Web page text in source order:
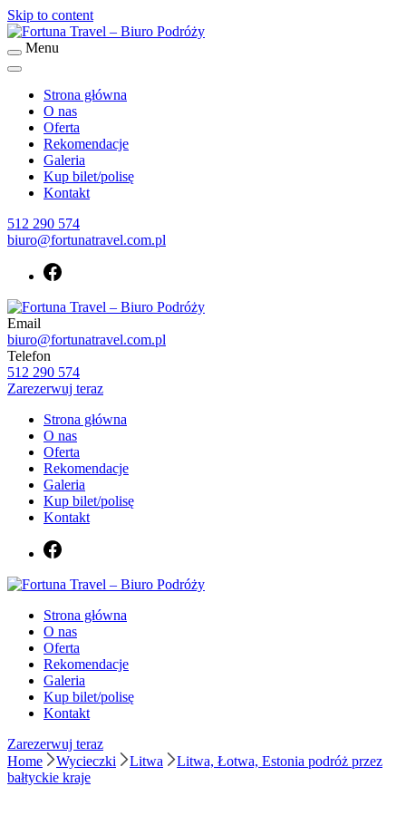
Skip to content
Fortuna Travel – Biuro Podróży
Menu
Strona główna
O nas
Oferta
Rekomendacje
Galeria
Kup bilet/polisę
Kontakt
512 290 574
biuro@fortunatravel.com.pl
Fortuna Travel – Biuro Podróży
Biuro podróży Fortuna Travel
Email
biuro@fortunatravel.com.pl
Telefon
512 290 574
Zarezerwuj teraz
Strona główna
O nas
Oferta
Rekomendacje
Galeria
Kup bilet/polisę
Kontakt
Fortuna Travel – Biuro Podróży
Biuro podróży Fortuna Travel
Strona główna
O nas
Oferta
Rekomendacje
Galeria
Kup bilet/polisę
Kontakt
Zarezerwuj teraz
Home
Wycieczki Litwa
Litwa, Łotwa, Estonia podróż przez
bałtyckie kraje